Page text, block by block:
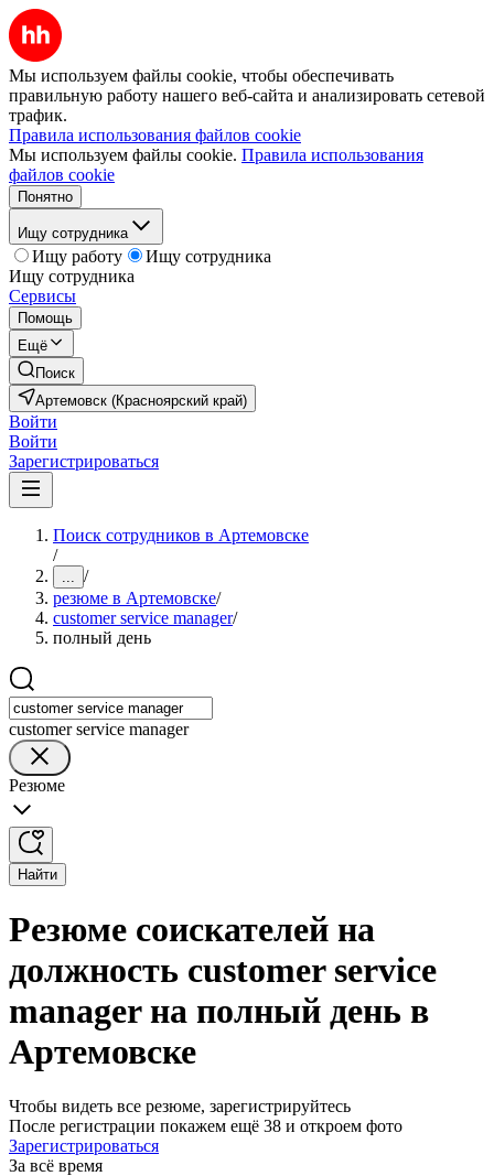
Мы используем файлы cookie, чтобы обеспечивать
правильную работу нашего веб-сайта и анализировать сетевой
трафик.
Правила использования файлов cookie
Мы используем файлы cookie. Правила использования
файлов cookie
Понятно
Ищу сотрудника
Ищу работу
Ищу сотрудника
Ищу сотрудника
Сервисы
Помощь
Ещё
Поиск
Артемовск (Красноярский край)
Войти
Войти
Зарегистрироваться
Поиск сотрудников в Артемовске
/
... /
резюме в Артемовске/
customer service manager/
полный день
customer service manager
Резюме
Найти
Резюме соискателей на
должность customer service
manager на полный день в
Артемовске
Чтобы видеть все резюме, зарегистрируйтесь
После регистрации покажем ещё 38 и откроем фото
Зарегистрироваться
За всё время